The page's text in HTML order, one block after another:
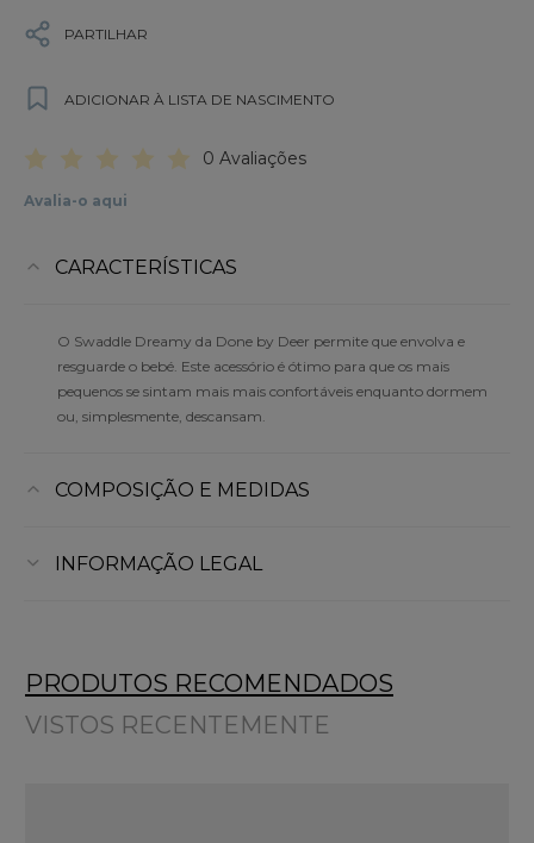
PARTILHAR
ADICIONAR À LISTA DE NASCIMENTO
0 Avaliações
Avalia-o aqui
CARACTERÍSTICAS
O Swaddle Dreamy da Done by Deer permite que envolva e
resguarde o bebé. Este acessório é ótimo para que os mais
pequenos se sintam mais mais confortáveis enquanto dormem
ou, simplesmente, descansam.
COMPOSIÇÃO E MEDIDAS
INFORMAÇÃO LEGAL
PRODUTOS RECOMENDADOS
VISTOS RECENTEMENTE